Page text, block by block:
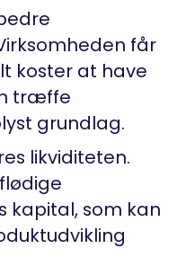
får
koster at have
træffe
grundlag.
likviditeten.
kapital, som kan